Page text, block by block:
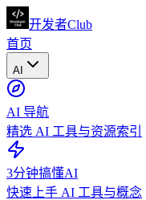
开发者Club
首页
AI
AI 导航
精选 AI 工具与资源索引
3分钟搞懂AI
快速上手 AI 工具与概念